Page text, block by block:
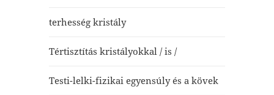
terhesség kristály
Tértisztítás kristályokkal / is /
Testi-lelki-fizikai egyensúly és a kövek